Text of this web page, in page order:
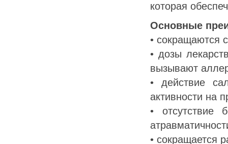
которая
Основные
• сокращаются
• дозы
вызывают
• действие
активности на
• отсутствие
• сокращается